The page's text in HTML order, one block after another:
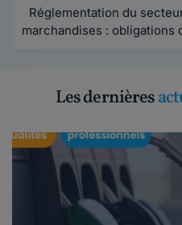
Réglementation du
marchandises : obligations
Les dernières